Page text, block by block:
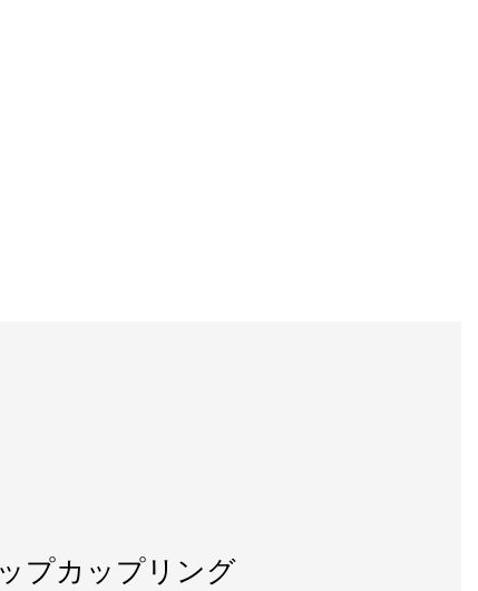
プカップリング